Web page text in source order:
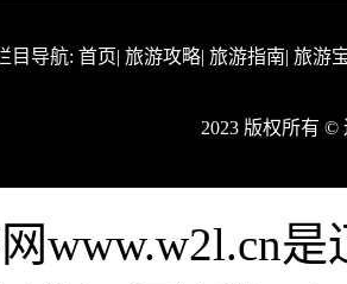
目导航: 首页| 旅游攻略| 旅游指南| 旅游
2023 版权所有
www.w2l.cn